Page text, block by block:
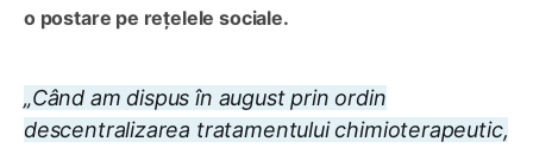
o postare pe rețelele sociale.
„Când am dispus în august prin ordin
descentralizarea tratamentului chimioterapeutic,